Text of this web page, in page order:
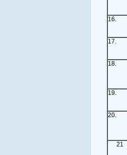
16.
17.
18.
19.
20.
21